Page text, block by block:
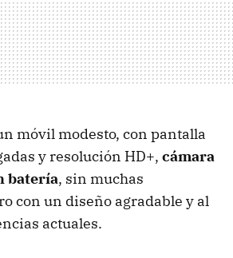
móvil modesto, con pantalla
y resolución HD+, cámara
batería, sin muchas
con un diseño agradable y al
actuales.